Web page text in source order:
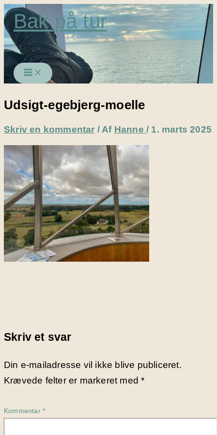
Gå
til
indholdet
Bak på tur
Udsigt-egebjerg-moelle
Skriv en kommentar / Af Hanne/ 1. marts 2025
Skriv et svar
Din e-mailadresse vil ikke blive publiceret.
Krævede felter er markeret med*
Kommentar *